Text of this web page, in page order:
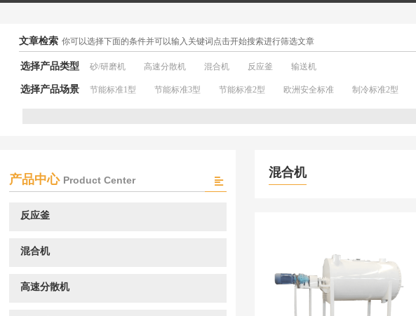
文章检索 你可以选择下面的条件并可以输入关键词点击开始搜索进行筛选文章
选择产品类型 砂/研磨机 高速分散机 混合机 反应釜 输送机
选择产品场景 节能标准1型 节能标准3型 节能标准2型 欧洲安全标准 制冷标准2型
混合机
产品中心 Product Center
反应釜
混合机
高速分散机